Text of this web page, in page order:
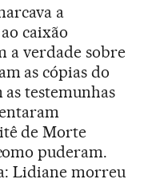
a
caixão
a verdade sobre
as cópias do
testemunhas
de Morte
puderam.
Lidiane morreu